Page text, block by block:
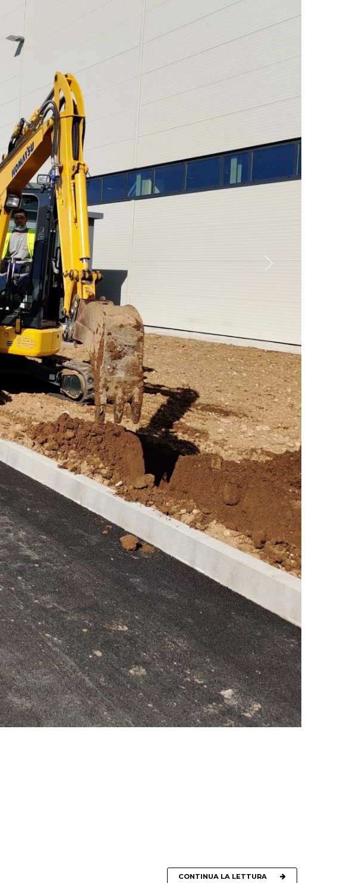
CONTINUA LA LETTURA